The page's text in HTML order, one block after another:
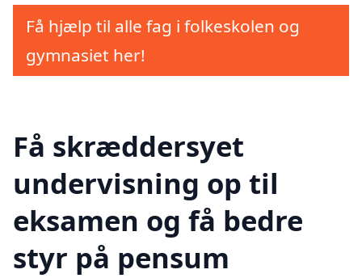
Få hjælp til alle fag i folkeskolen og
gymnasiet her!
Få skræddersyet
undervisning op til
eksamen og få bedre
styr på pensum